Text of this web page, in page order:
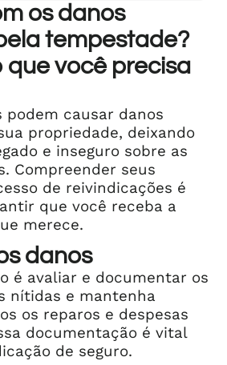
os danos
tempestade?
que você precisa
podem causar danos
propriedade, deixando
e inseguro sobre as
Compreender seus
de reivindicações é
que você receba a
merece.
danos
é avaliar e documentar os
nítidas e mantenha
os reparos e despesas
documentação é vital
de seguro.